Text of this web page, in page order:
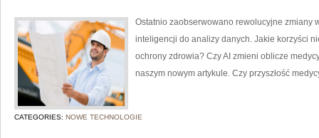
Ostatnio zaobserwowano rewolucyjne zmiany
inteligencji do analizy danych. Jakie korzyści
ochrony zdrowia? Czy AI zmieni oblicze
naszym nowym artykule. Czy przyszłość
CATEGORIES: NOWE TECHNOLOGIE